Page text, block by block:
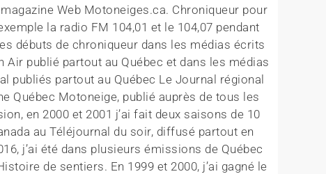
Web Motoneiges.ca. Chroniqueur pour
la radio FM 104,01 et le 104,07 pendant
débuts de chroniqueur dans les médias écrits
publié partout au Québec et dans les médias
publiés partout au Québec Le Journal régional
Québec Motoneige, publié auprès de tous les
en 2000 et 2001 j’ai fait deux saisons de 10
au Téléjournal du soir, diffusé partout en
j’ai été dans plusieurs émissions de Québec
de sentiers. En 1999 et 2000, j’ai gagné le